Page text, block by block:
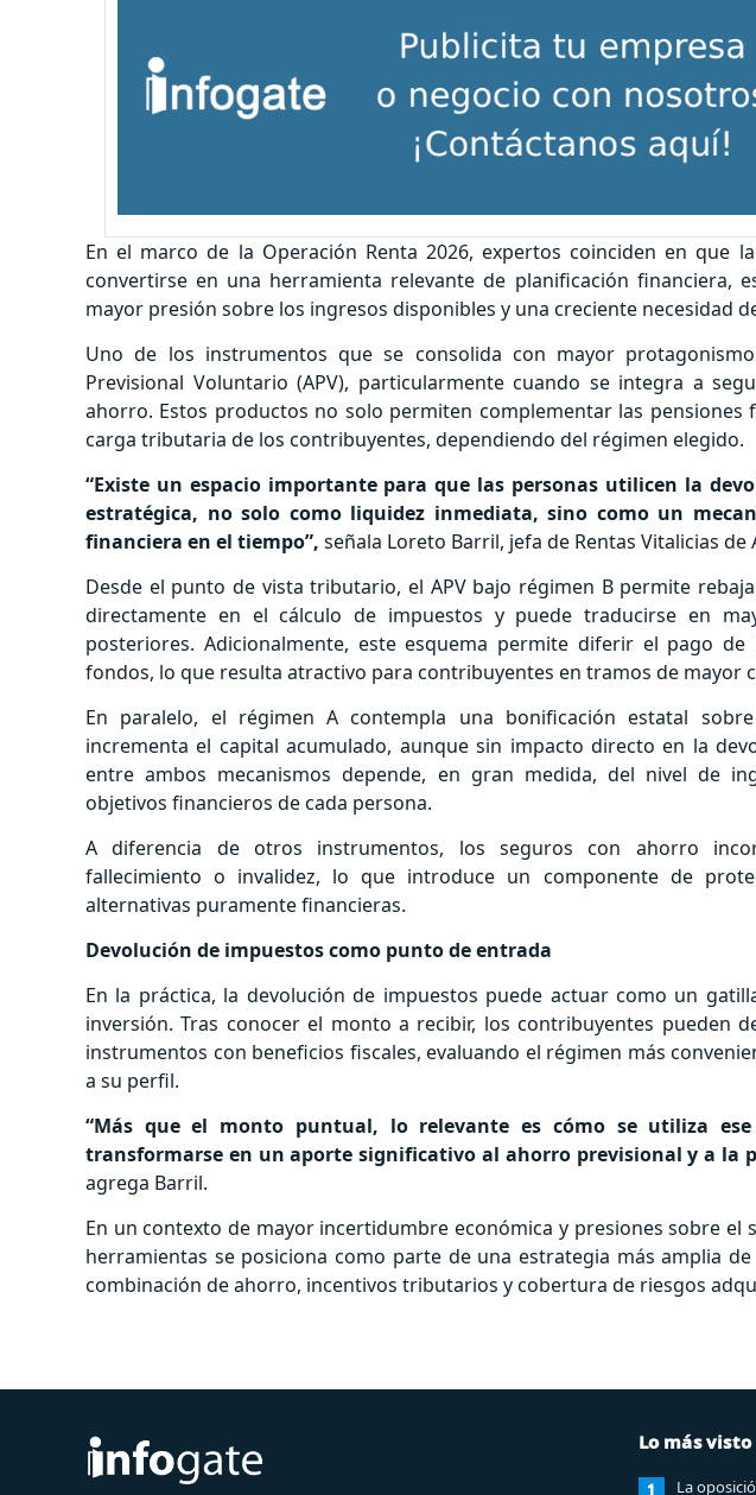
En el marco de la Operación Renta 2026, expertos coinciden en que
convertirse en una herramienta relevante de planificación financiera,
mayor presión sobre los ingresos disponibles y una creciente necesidad
Uno de los instrumentos que se consolida con mayor
Previsional Voluntario (APV), particularmente cuando se integra a
ahorro. Estos productos no solo permiten complementar las
carga tributaria de los contribuyentes, dependiendo del régimen elegido.
“Existe un espacio importante para que las personas utilicen la
estratégica, no solo como liquidez inmediata, sino como un
financiera en el tiempo”, señala Loreto Barril, jefa de Rentas Vitalicias de
Desde el punto de vista tributario, el APV bajo régimen B permite
directamente en el cálculo de impuestos y puede traducirse en
posteriores. Adicionalmente, este esquema permite diferir el pago
fondos, lo que resulta atractivo para contribuyentes en tramos de mayor
En paralelo, el régimen A contempla una bonificación estatal
incrementa el capital acumulado, aunque sin impacto directo en la
entre ambos mecanismos depende, en gran medida, del nivel de
objetivos financieros de cada persona.
A diferencia de otros instrumentos, los seguros con ahorro
fallecimiento o invalidez, lo que introduce un componente de
alternativas puramente financieras.
Devolución de impuestos como punto de entrada
En la práctica, la devolución de impuestos puede actuar como un
inversión. Tras conocer el monto a recibir, los contribuyentes pueden
instrumentos con beneficios fiscales, evaluando el régimen más
a su perfil.
“Más que el monto puntual, lo relevante es cómo se utiliza
transformarse en un aporte significativo al ahorro previsional y a la
agrega Barril.
En un contexto de mayor incertidumbre económica y presiones sobre el
herramientas se posiciona como parte de una estrategia más amplia
combinación de ahorro, incentivos tributarios y cobertura de riesgos
Lo más
1
La